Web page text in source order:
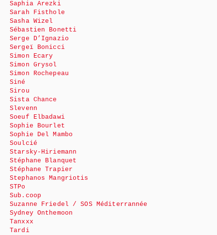
Saphia Arezki
Sarah Fisthole
Sasha Wizel
Sébastien Bonetti
Serge D’Ignazio
Sergeï Bonicci
Simon Ecary
Simon Grysol
Simon Rochepeau
Siné
Sirou
Sista Chance
Slevenn
Soeuf Elbadawi
Sophie Bourlet
Sophie Del Mambo
Soulcié
Starsky-Hiriemann
Stéphane Blanquet
Stéphane Trapier
Stephanos Mangriotis
STPo
Sub.coop
Suzanne Friedel / SOS Méditerrannée
Sydney Onthemoon
Tanxxx
Tardi